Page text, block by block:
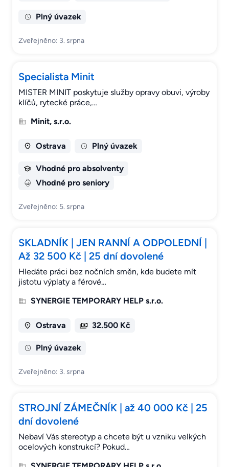
Plný úvazek
Zveřejněno: 3. srpna
Specialista Minit
MISTER MINIT poskytuje služby opravy obuvi, výroby
klíčů, rytecké práce,…
Minit, s.r.o.
Ostrava Plný úvazek
Vhodné pro absolventy
Vhodné pro seniory
Zveřejněno: 5. srpna
SKLADNÍK | JEN RANNÍ A ODPOLEDNÍ |
Až 32 500 Kč | 25 dní dovolené
Hledáte práci bez nočních směn, kde budete mít
jistotu výplaty a férové…
SYNERGIE TEMPORARY HELP s.r.o.
Ostrava 32.500 Kč
Plný úvazek
Zveřejněno: 3. srpna
STROJNÍ ZÁMEČNÍK | až 40 000 Kč | 25
dní dovolené
Nebaví Vás stereotyp a chcete být u vzniku velkých
ocelových konstrukcí? Pokud…